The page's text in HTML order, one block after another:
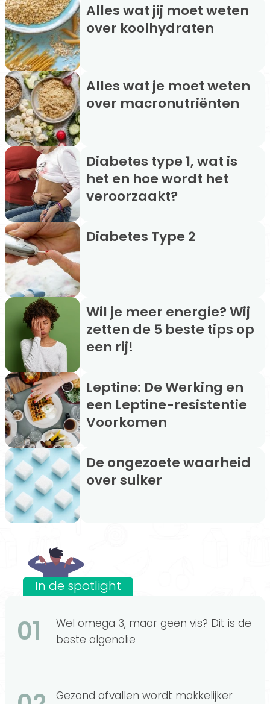
Alles wat jij moet weten
over koolhydraten
Alles wat je moet weten
over macronutriënten
Diabetes type 1, wat is
het en hoe wordt het
veroorzaakt?
Diabetes Type 2
Wil je meer energie? Wij
zetten de 5 beste tips op
een rij!
Leptine: De Werking en
een Leptine-resistentie
Voorkomen
De ongezoete waarheid
over suiker
In de spotlight
01
Wel omega 3, maar geen vis? Dit is de
beste algenolie
Gezond afvallen wordt makkelijker